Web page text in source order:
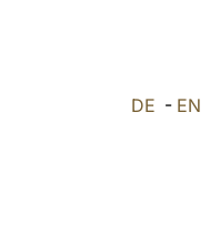
DE - EN